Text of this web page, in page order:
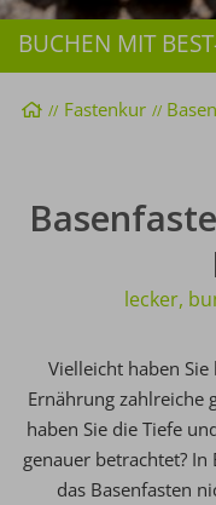
BUCHEN MIT
Startseite
Fastenkur
lecker,
Vielleicht haben
Ernährung zahlreiche
haben Sie die Tiefe
genauer betrachtet?
das Basenfasten